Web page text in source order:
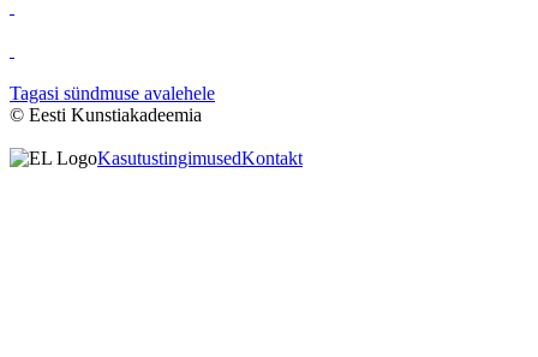
Tagasi sündmuse avalehele
© Eesti Kunstiakadeemia
KasutustingimusedKontakt